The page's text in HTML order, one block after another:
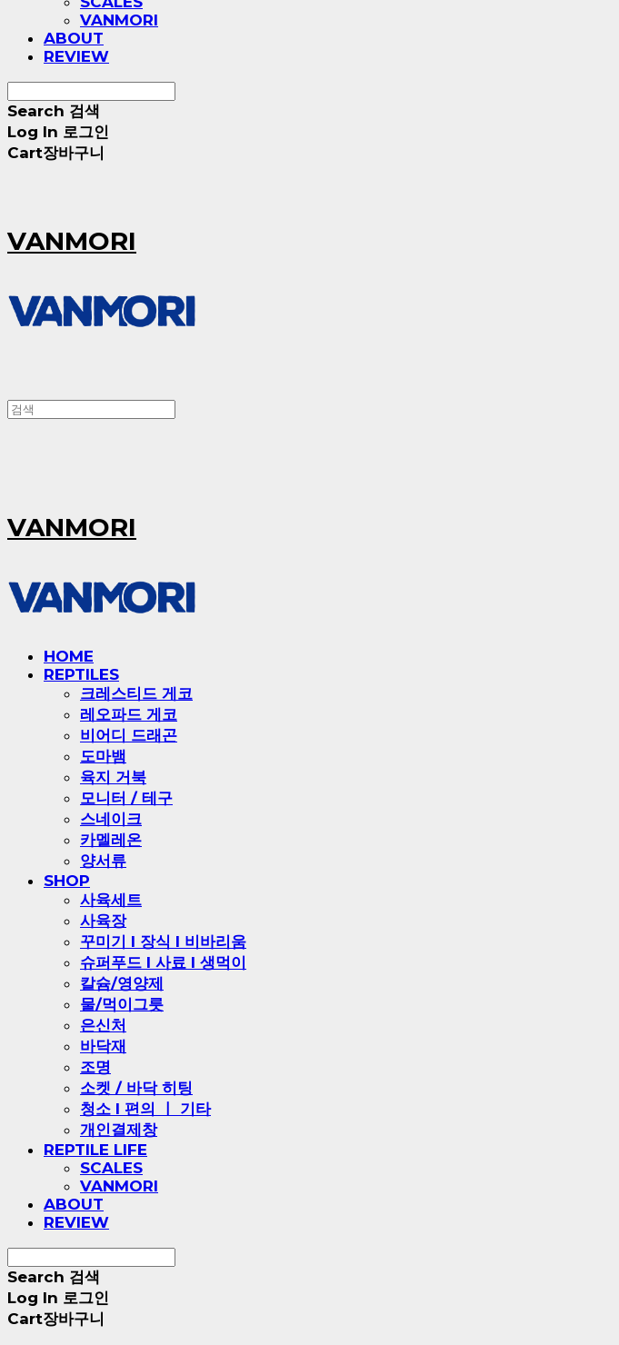
VANMORI
ABOUT
REVIEW
Search 검색
Log In 로그인
Cart장바구니
VANMORI
VANMORI
HOME
REPTILES
크레스티드 게코
레오파드 게코
비어디 드래곤
도마뱀
육지 거북
모니터 / 테구
스네이크
카멜레온
양서류
SHOP
사육세트
사육장
꾸미기 l 장식 l 비바리움
슈퍼푸드 l 사료 l 생먹이
칼슘/영양제
물/먹이그릇
은신처
바닥재
조명
소켓 / 바닥 히팅
청소 l 편의 ㅣ 기타
개인결제창
REPTILE LIFE
SCALES
VANMORI
ABOUT
REVIEW
Search 검색
Log In 로그인
Cart장바구니